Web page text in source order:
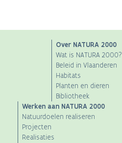
navigation
Over NATURA 2000
Wat is NATURA 2000?
Beleid in Vlaanderen
Habitats
Planten en dieren
Bibliotheek
Werken aan NATURA 2000
Natuurdoelen realiseren
Projecten
Realisaties